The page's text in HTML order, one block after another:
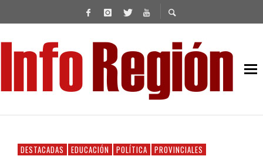
DESTACADAS EDUCACIÓN POLÍTICA PROVINCIALES